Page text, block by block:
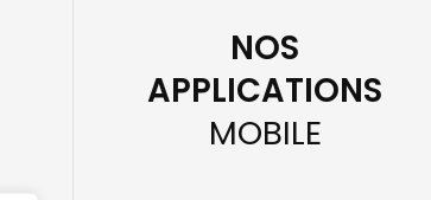
NOS
APPLICATIONS
MOBILE